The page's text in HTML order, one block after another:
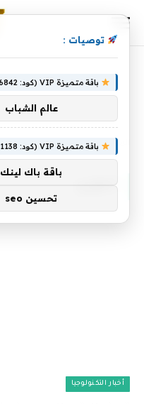
الرئيسية »الكورى
الكورى
أخبار التكنولوجيا
توصيات :
باقة متميزة VIP (كود: AA86842):
عالم الشباب
باقة متميزة VIP (كود: AA11138):
باقة باك لينك
تحسين seo